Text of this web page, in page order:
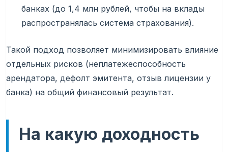
банках (до 1,4 млн рублей, чтобы на вклады
распространялась система страхования).
Такой подход позволяет минимизировать влияние
отдельных рисков (неплатежеспособность
арендатора, дефолт эмитента, отзыв лицензии у
банка) на общий финансовый результат.
На какую доходность